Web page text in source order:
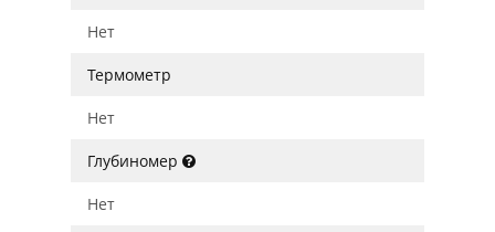
Нет
Термометр
Нет
Глубиномер
Нет